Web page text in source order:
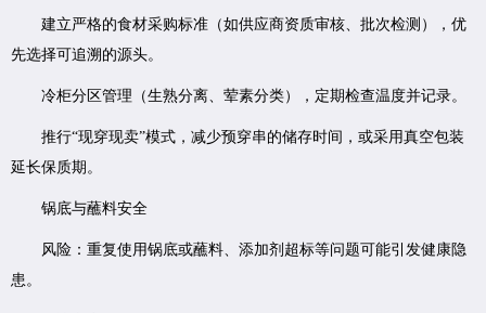
建立严格的食材采购标准（如供应商资质审核、批次检测），优
先选择可追溯的源头。
冷柜分区管理（生熟分离、荤素分类），定期检查温度并记录。
推行“现穿现卖”模式，减少预穿串的储存时间，或采用真空包装
延长保质期。
锅底与蘸料安全
风险：重复使用锅底或蘸料、添加剂超标等问题可能引发健康隐
患。